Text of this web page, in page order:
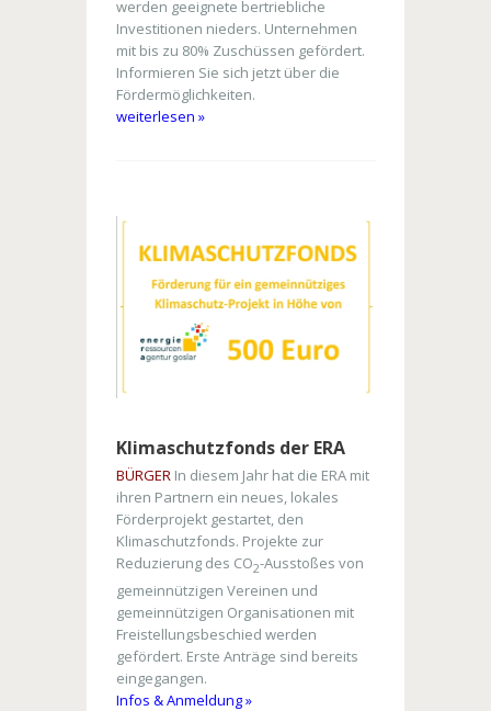
werden geeignete bertriebliche
Investitionen nieders. Unternehmen
mit bis zu 80% Zuschüssen gefördert.
Informieren Sie sich jetzt über die
Fördermöglichkeiten.
weiterlesen »
Klimaschutzfonds der ERA
BÜRGERIn diesem Jahr hat die ERA mit
ihren Partnern ein neues, lokales
Förderprojekt gestartet, den
Klimaschutzfonds. Projekte zur
Reduzierung des CO2-Ausstoßes von
gemeinnützigen Vereinen und
gemeinnützigen Organisationen mit
Freistellungsbeschied werden
gefördert. Erste Anträge sind bereits
eingegangen.
Infos & Anmeldung »